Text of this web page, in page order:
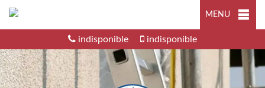
MENU
indisponible indisponible